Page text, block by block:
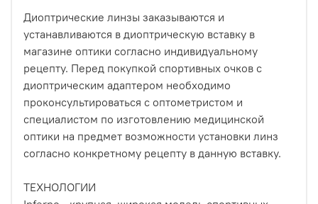
Диоптрические линзы заказываются и
устанавливаются в диоптрическую вставку в
магазине оптики согласно индивидуальному
рецепту. Перед покупкой спортивных очков с
диоптрическим адаптером необходимо
проконсультироваться с оптометристом и
специалистом по изготовлению медицинской
оптики на предмет возможности установки линз
согласно конкретному рецепту в данную вставку.
ТЕХНОЛОГИИ